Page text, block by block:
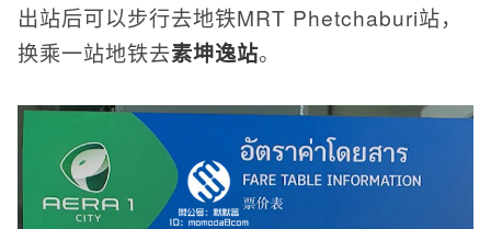
出站后可以步行去地铁MRT Phetchaburi站，
换乘一站地铁去素坤逸站。